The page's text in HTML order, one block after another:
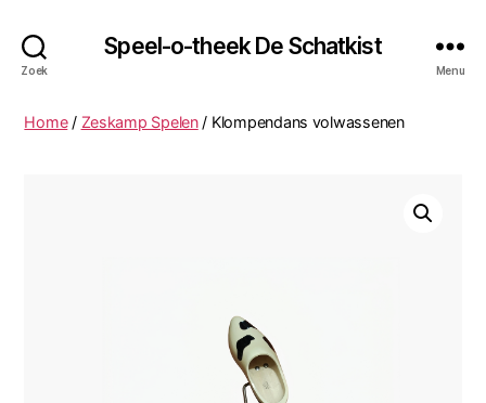
Zoek
Speel-o-theek De Schatkist
Menu
Home/ Zeskamp Spelen/ Klompendans volwassenen